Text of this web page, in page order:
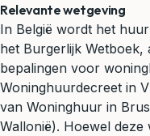
Relevante wetgeving
In België wordt het
het Burgerlijk Wetboek,
bepalingen voor
Woninghuurdecreet in
van Woninghuur in
Wallonië). Hoewel deze